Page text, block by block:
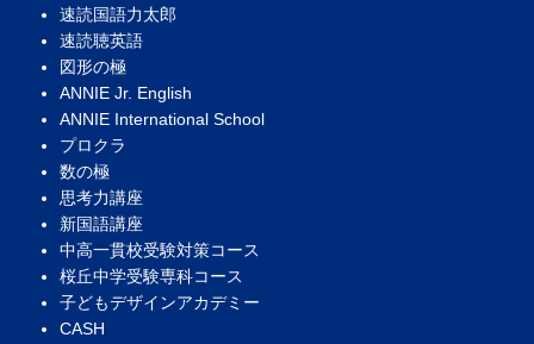
速読国語力太郎
速読聴英語
図形の極
ANNIE Jr. English
ANNIE International School
プロクラ
数の極
思考力講座
新国語講座
中高一貫校受験対策コース
桜丘中学受験専科コース
子どもデザインアカデミー
CASH